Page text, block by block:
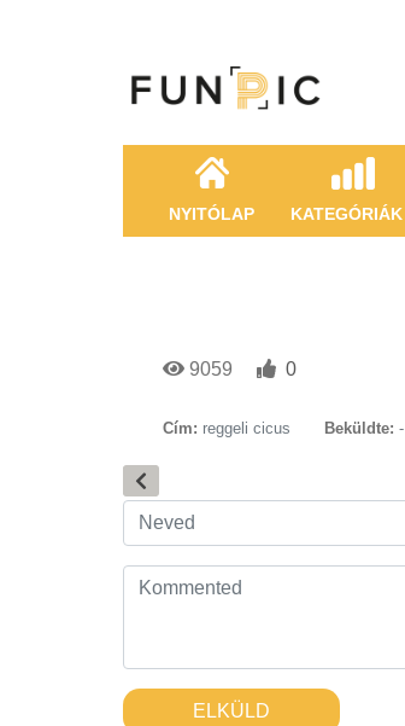
NYITÓLAP KATEGÓRIÁK
9059 0
Cím: reggeli cicus Beküldte: -
ELKÜLD